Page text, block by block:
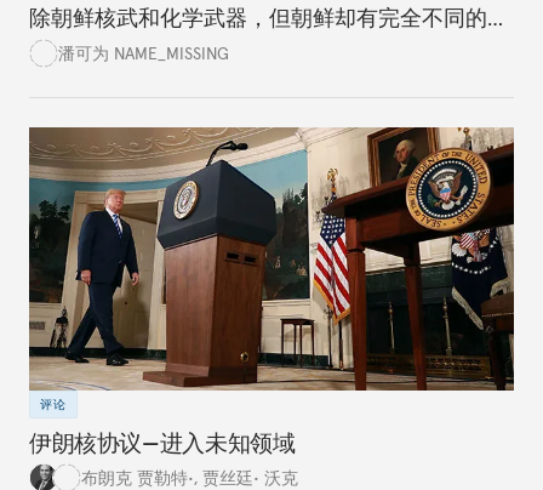
除朝鲜核武和化学武器，但朝鲜却有完全不同的想
法。美国政党领袖应该清楚认识到进程情况，而不
潘可为 NAME_MISSING
评论
伊朗核协议—进入未知领域
布朗克 贾勒特•, 贾丝廷• 沃克